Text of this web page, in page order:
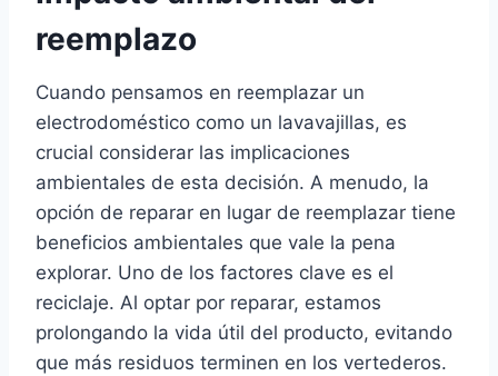
reemplazo
Cuando pensamos en reemplazar un
electrodoméstico como un lavavajillas, es
crucial considerar las implicaciones
ambientales de esta decisión. A menudo, la
opción de reparar en lugar de reemplazar tiene
beneficios ambientales que vale la pena
explorar. Uno de los factores clave es el
reciclaje. Al optar por reparar, estamos
prolongando la vida útil del producto, evitando
que más residuos terminen en los vertederos.